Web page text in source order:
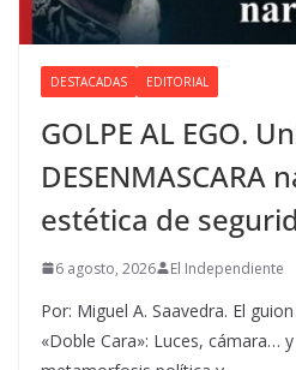
DESTACADAS EDITORIAL
GOLPE AL EGO.
DESENMASCARA
estética de
6 agosto, 2026 El Independiente
Por: Miguel A. Saavedra. El
«Doble Cara»: Luces, cámara…